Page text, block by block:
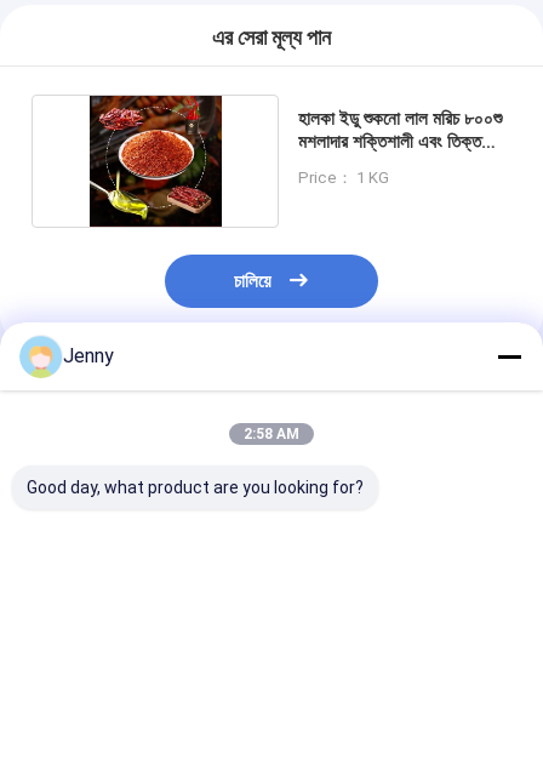
এর সেরা মূল্য পান
হালকা ইডু শুকনো লাল মরিচ ৮০০শু
মশলাদার শক্তিশালী এবং তিক্ত
Price： 1 KG
চালিয়ে
প্রস্তাবিত পণ্য
Jenny
2:58 AM
Good day, what product are you looking for?